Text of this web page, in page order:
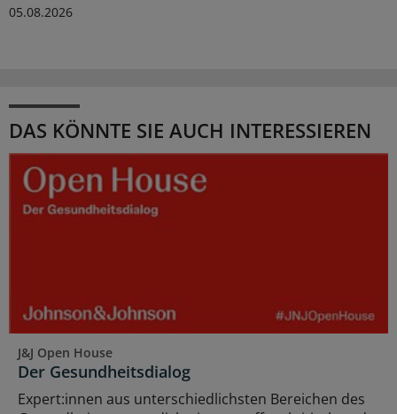
05.08.2026
DAS KÖNNTE SIE AUCH INTERESSIEREN
J&J Open House
Der Gesundheitsdialog
Expert:innen aus unterschiedlichsten Bereichen des